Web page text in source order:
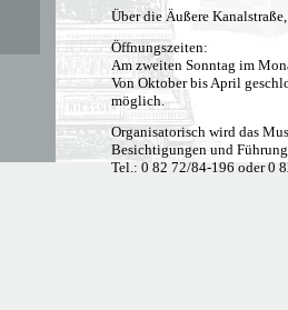
Über die Äußere
Öffnungszeiten:
Am zweiten Sonntag im
Von Oktober bis April
möglich.
Organisatorisch wird das
Besichtigungen und
Tel.: 0 82 72/84-196 oder 0